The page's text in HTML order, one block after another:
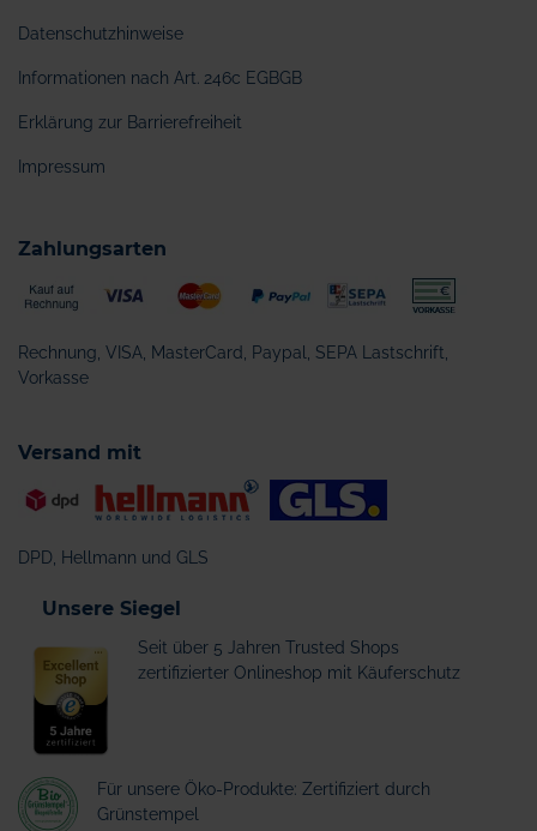
Datenschutzhinweise
Informationen nach Art. 246c EGBGB
Erklärung zur Barrierefreiheit
Impressum
Zahlungsarten
Rechnung, VISA, MasterCard, Paypal, SEPA Lastschrift,
Vorkasse
Versand mit
DPD, Hellmann und GLS
Unsere Siegel
Seit über 5 Jahren Trusted Shops
zertifizierter Onlineshop mit Käuferschutz
Für unsere Öko-Produkte: Zertifiziert durch
Grünstempel